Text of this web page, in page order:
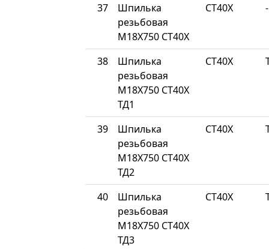
37
Шпилька
резьбовая
М18Х750 СТ40Х
СТ40Х -
38
Шпилька
резьбовая
М18Х750 СТ40Х
ТД1
СТ40Х
39
Шпилька
резьбовая
М18Х750 СТ40Х
ТД2
СТ40Х
40
Шпилька
резьбовая
М18Х750 СТ40Х
ТД3
СТ40Х